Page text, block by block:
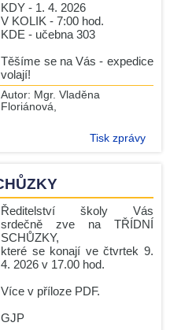
KDY - 1. 4. 2026
V KOLIK - 7:00 hod.
KDE - učebna 303
Těšíme se na Vás - expedice
volají!
Autor: Mgr. Vladěna
Floriánová,
Tisk zprávy
Ředitelství školy Vás
srdečně zve na TŘÍDNÍ
SCHŮZKY,
které se konají ve čtvrtek 9.
4. 2026 v 17.00 hod.
Více v příloze PDF.
GJP